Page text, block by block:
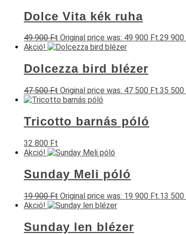
Dolce Vita kék ruha
49 900Ft Original price was: 49 900 Ft.29 900
Akció!
Dolcezza bird blézer
47 500Ft Original price was: 47 500 Ft.35 500
Tricotto barnás póló
32 800 Ft
Akció!
Sunday Meli póló
19 900Ft Original price was: 19 900 Ft.13 500
Akció!
Sunday len blézer